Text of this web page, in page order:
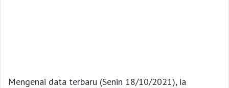
Mengenai data terbaru (Senin 18/10/2021), ia